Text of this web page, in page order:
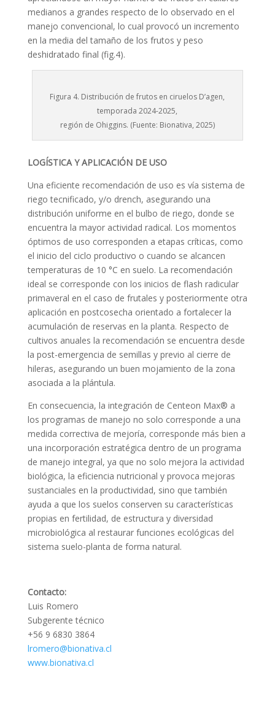
medianos a grandes respecto de lo observado en el
manejo convencional, lo cual provocó un incremento
en la media del tamaño de los frutos y peso
deshidratado final (fig.4).
Figura 4. Distribución de frutos en ciruelos D’agen,
temporada 2024-2025,
región de Ohiggins. (Fuente: Bionativa, 2025)
LOGÍSTICA Y APLICACIÓN DE USO
Una eficiente recomendación de uso es vía sistema de
riego tecnificado, y/o drench, asegurando una
distribución uniforme en el bulbo de riego, donde se
encuentra la mayor actividad radical. Los momentos
óptimos de uso corresponden a etapas críticas, como
el inicio del ciclo productivo o cuando se alcancen
temperaturas de 10 °C en suelo. La recomendación
ideal se corresponde con los inicios de flash radicular
primaveral en el caso de frutales y posteriormente otra
aplicación en postcosecha orientado a fortalecer la
acumulación de reservas en la planta. Respecto de
cultivos anuales la recomendación se encuentra desde
la post-emergencia de semillas y previo al cierre de
hileras, asegurando un buen mojamiento de la zona
asociada a la plántula.
En consecuencia, la integración de Centeon Max® a
los programas de manejo no solo corresponde a una
medida correctiva de mejoría, corresponde más bien a
una incorporación estratégica dentro de un programa
de manejo integral, ya que no solo mejora la actividad
biológica, la eficiencia nutricional y provoca mejoras
sustanciales en la productividad, sino que también
ayuda a que los suelos conserven su características
propias en fertilidad, de estructura y diversidad
microbiológica al restaurar funciones ecológicas del
sistema suelo-planta de forma natural.
Contacto:
Luis Romero
Subgerente técnico
+56 9 6830 3864
lromero@bionativa.cl
www.bionativa.cl